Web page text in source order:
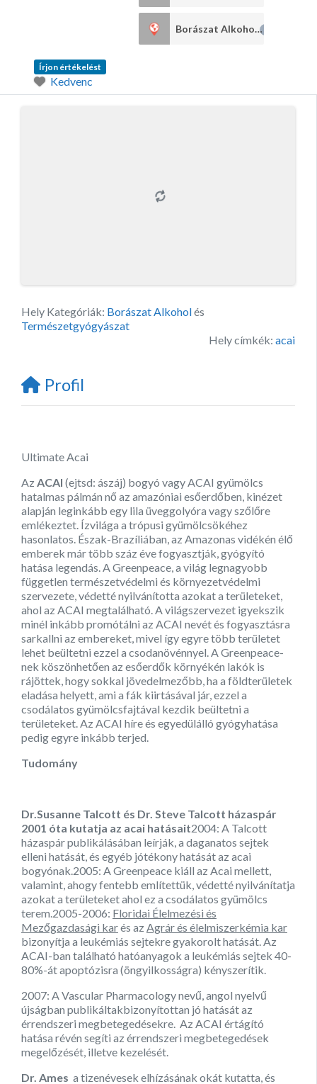
Borászat Alkohol
Írjon értékelést
Kedvenc
Hely Kategóriák: Borászat Alkoholés
Természetgyógyászat
Hely címkék: acai
Profil
Ultimate Acai
Az ACAI (ejtsd: ászáj) bogyó vagy ACAI gyümölcs
hatalmas pálmán nő az amazóniai esőerdőben, kinézet
alapján leginkább egy lila üveggolyóra vagy szőlőre
emlékeztet. Ízvilága a trópusi gyümölcsökéhez
hasonlatos. Észak-Brazíliában, az Amazonas vidékén élő
emberek már több száz éve fogyasztják, gyógyító
hatása legendás. A Greenpeace, a világ legnagyobb
független természetvédelmi és környezetvédelmi
szervezete, védetté nyilvánította azokat a területeket,
ahol az ACAI megtalálható. A világszervezet igyekszik
minél inkább promótálni az ACAI nevét és fogyasztásra
sarkallni az embereket, mivel így egyre több területet
lehet beültetni ezzel a csodanövénnyel. A Greenpeace-
nek köszönhetően az esőerdők környékén lakók is
rájöttek, hogy sokkal jövedelmezőbb, ha a földterületek
eladása helyett, ami a fák kiirtásával jár, ezzel a
csodálatos gyümölcsfajtával kezdik beültetni a
területeket. Az ACAI híre és egyedülálló gyógyhatása
pedig egyre inkább terjed.
Tudomány
Dr.Susanne Talcott és Dr. Steve Talcott házaspár
2001 óta kutatja az acai hatásait2004: A Talcott
házaspár publikálásában leírják, a daganatos sejtek
elleni hatását, és egyéb jótékony hatását az acai
bogyónak.2005: A Greenpeace kiáll az Acai mellett,
valamint, ahogy fentebb említettük, védetté nyilvánítatja
azokat a területeket ahol ez a csodálatos gyümölcs
terem.2005-2006: Floridai Élelmezési és
Mezőgazdasági karés az Agrár és élelmiszerkémia kar
bizonyítja a leukémiás sejtekre gyakorolt hatását. Az
ACAI-ban található hatóanyagok a leukémiás sejtek 40-
80%-át apoptózisra (öngyilkosságra) kényszerítik.
2007: A Vascular Pharmacology nevű, angol nyelvű
újságban publikáltakbizonyítottan jó hatását az
érrendszeri megbetegedésekre. Az ACAI értágító
hatása révén segíti az érrendszeri megbetegedések
megelőzését, illetve kezelését.
Dr. Ames a tizenévesek elhízásának okát kutatta, és